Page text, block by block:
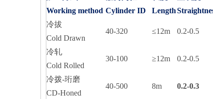
Working method Cylinder ID
Length
冷拔
Cold Drawn
40-320 ≤12m 0.2-0.5
冷轧
Cold Rolled
30-100 ≥12m 0.2-0.5
冷拨-珩磨
CD-Honed
40-500 8m 0.2-0.3